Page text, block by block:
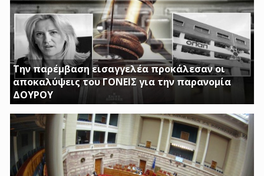
Την παρέμβαση εισαγγελέα προκάλεσαν οι
αποκαλύψεις του ΓΟΝΕΙΣ για την παρανομία
ΔΟΥΡΟΥ
ΤΗΝ ΩΡΑ ΠΟΥ ΚΤΙΡΙΑ ΤΟΥ ΔΗΜΟΣΙΟΥ ΠΑΡΑΜΕΝΟΥΝ ΚΛΕΙΣΤΑ
Η ΔΟΥΡΟΥ ΔΙΝΕΙ 20 ΕΚΚΑΤΟΜΥΡΙΑ ΓΙΑ ΑΓΟΡΑ